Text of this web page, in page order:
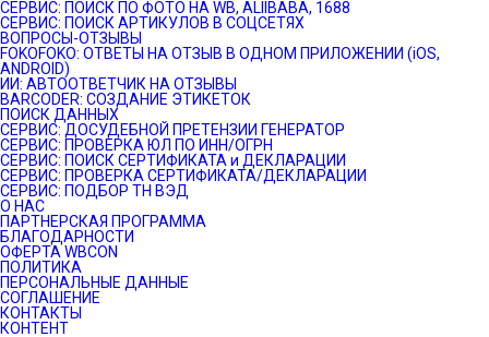
СЕРВИС: ПОИСК ПО ФОТО НА WB, ALIIBABA, 1688
СЕРВИС: ПОИСК АРТИКУЛОВ В СОЦСЕТЯХ
ВОПРОСЫ-ОТЗЫВЫ
FOKOFOKO: ОТВЕТЫ НА ОТЗЫВ В ОДНОМ ПРИЛОЖЕНИИ (iOS,
ANDROID)
ИИ: АВТООТВЕТЧИК НА ОТЗЫВЫ
BARCODER: СОЗДАНИЕ ЭТИКЕТОК
ПОИСК ДАННЫХ
СЕРВИС: ДОСУДЕБНОЙ ПРЕТЕНЗИИ ГЕНЕРАТОР
СЕРВИС: ПРОВЕРКА ЮЛ ПО ИНН/ОГРН
СЕРВИС: ПОИСК СЕРТИФИКАТА и ДЕКЛАРАЦИИ
СЕРВИС: ПРОВЕРКА СЕРТИФИКАТА/ДЕКЛАРАЦИИ
СЕРВИС: ПОДБОР ТН ВЭД
О НАС
ПАРТНЕРСКАЯ ПРОГРАММА
БЛАГОДАРНОСТИ
ОФЕРТА WBCON
ПОЛИТИКА
ПЕРСОНАЛЬНЫЕ ДАННЫЕ
СОГЛАШЕНИЕ
КОНТАКТЫ
КОНТЕНТ